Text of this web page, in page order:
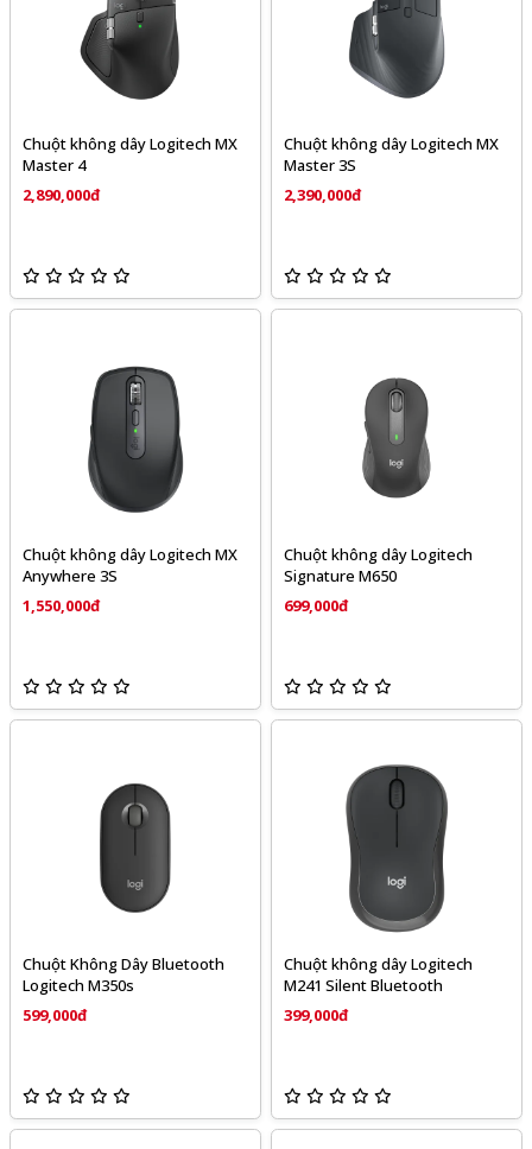
Chuột không dây Logitech MX
Master 4
2,890,000đ
Chuột không dây Logitech MX
Master 3S
2,390,000đ
Chuột không dây Logitech MX
Anywhere 3S
1,550,000đ
Chuột không dây Logitech
Signature M650
699,000đ
Chuột Không Dây Bluetooth
Logitech M350s
599,000đ
Chuột không dây Logitech
M241 Silent Bluetooth
399,000đ